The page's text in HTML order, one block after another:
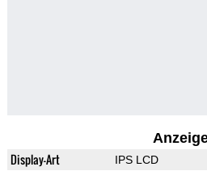
Display-Art IPS LCD